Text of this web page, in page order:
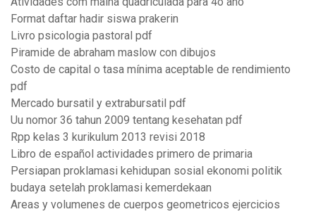
Format daftar hadir siswa prakerin
Livro psicologia pastoral pdf
Piramide de abraham maslow con dibujos
Costo de capital o tasa mínima aceptable de rendimiento
pdf
Mercado bursatil y extrabursatil pdf
Uu nomor 36 tahun 2009 tentang kesehatan pdf
Rpp kelas 3 kurikulum 2013 revisi 2018
Libro de español actividades primero de primaria
Persiapan proklamasi kehidupan sosial ekonomi politik
budaya setelah proklamasi kemerdekaan
Areas y volumenes de cuerpos geometricos ejercicios